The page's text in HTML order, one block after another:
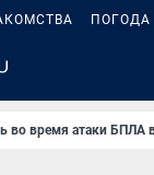
ПОГОДА
во время атаки БПЛА